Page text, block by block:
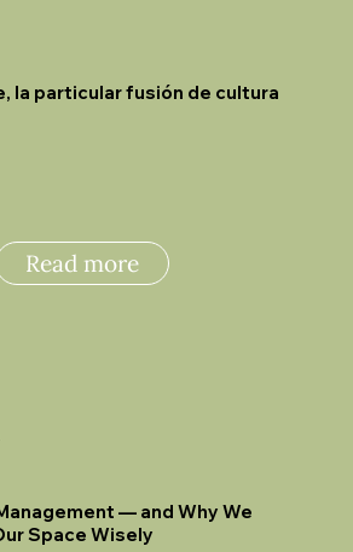
la particular fusión de cultura
Read more
— and Why We
Space Wisely